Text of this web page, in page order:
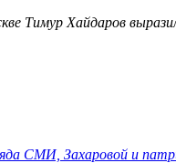
Тимур Хайдаров
СМИ, Захаровой и